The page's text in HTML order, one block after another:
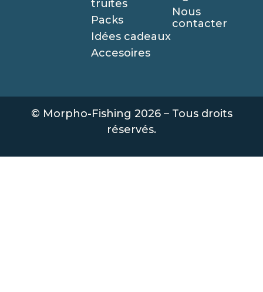
truites
Packs
Idées cadeaux
Accesoires
Nous
contacter
© Morpho-Fishing 2026 – Tous droits
réservés.